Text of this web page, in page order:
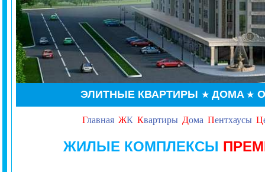
ЭЛИТНЫЕ КВАРТИРЫ ★ ДОМА ★
Главная ЖК Квартиры Дома Пентхаусы Ц
ЖИЛЫЕ КОМПЛЕКСЫ